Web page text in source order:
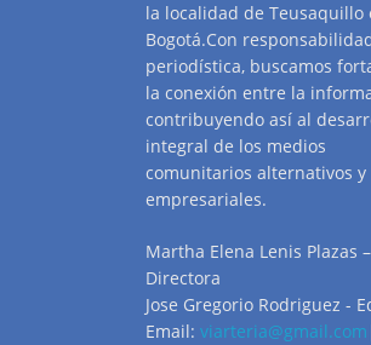
la localidad de Teusaquillo
Bogotá.Con
periodística, buscamos
la conexión entre la
contribuyendo así al
integral de los medios
comunitarios alternativos y
empresariales.
Martha Elena Lenis Plazas –
Directora
Jose Gregorio Rodriguez -
Email: viarteria@gmail.com